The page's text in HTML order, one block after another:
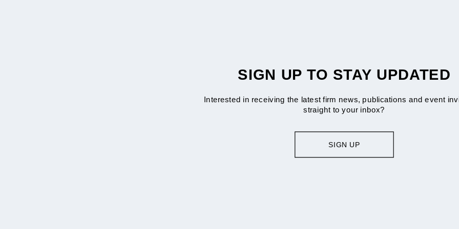
SIGN UP TO STAY UPDATED
Interested in receiving the latest firm news, publications and event
straight to your inbox?
SIGN UP